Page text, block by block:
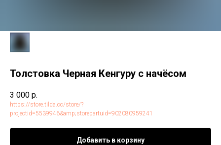
Толстовка Черная Кенгуру с начёсом
3 000 р.
https://store.tilda.cc/store/?
projectid=5539946&amp;storepartuid=902080959241
Добавить в корзину